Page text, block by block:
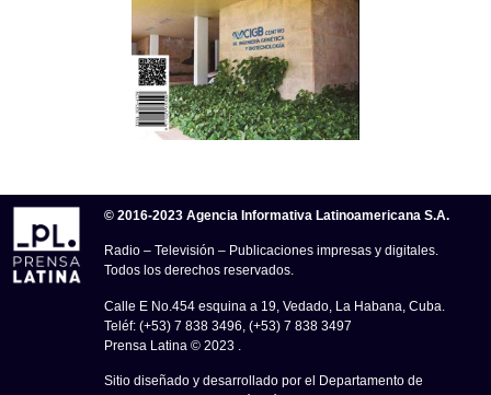
© 2016-2023 Agencia Informativa Latinoamericana S.A.
Radio – Televisión – Publicaciones impresas y digitales.
Todos los derechos reservados.
Calle E No.454 esquina a 19, Vedado, La Habana, Cuba.
Teléf: (+53) 7 838 3496, (+53) 7 838 3497
Prensa Latina © 2023 .
Sitio diseñado y desarrollado por el Departamento de